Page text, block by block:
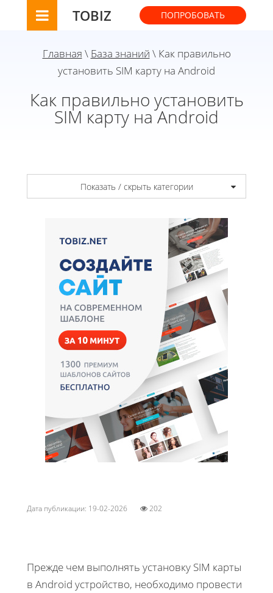
TOBIZ ПОПРОБОВАТЬ
Главная \ База знаний \ Как правильно
установить SIM карту на Android
Как правильно установить
SIM карту на Android
Показать / скрыть категории
Дата публикации: 19-02-2026 202
Прежде чем выполнять установку SIM карты
в Android устройство, необходимо провести